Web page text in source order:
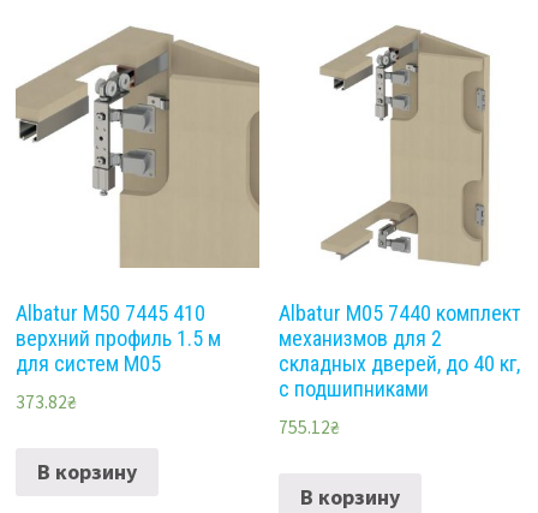
Albatur M50 7445 410
верхний профиль 1.5 м
для систем M05
373.82₴
В корзину
Albatur M05 7440 комплект
механизмов для 2
складных дверей, до 40 кг,
с подшипниками
755.12₴
В корзину